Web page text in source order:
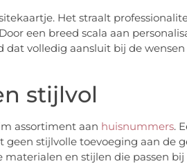
Het straalt
een breed scala aan
volledig aansluit bij de
stijlvol
assortiment aan huisnummers.
stijlvolle toevoeging aan de
en stijlen die passen bij